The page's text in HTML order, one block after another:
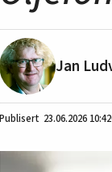
Jan
23.06.2026 10:42